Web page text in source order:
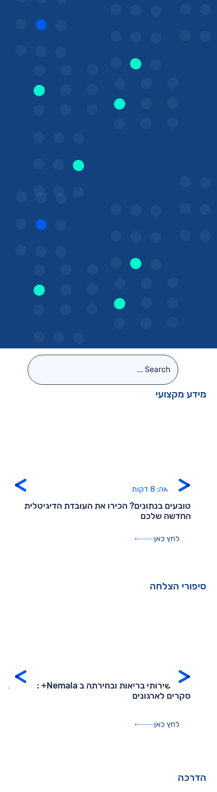
מקצועי
זמן קריאה: 8 דקות
טובעים בנתונים? הכירו את העובדת הדיגיטלית
החדשה שלכם
לחץ כאן
הצלחה
מכבי שירותי בריאות ובחירתה ב Nemala+ : מערכת
סקרים לארגונים
לחץ כאן